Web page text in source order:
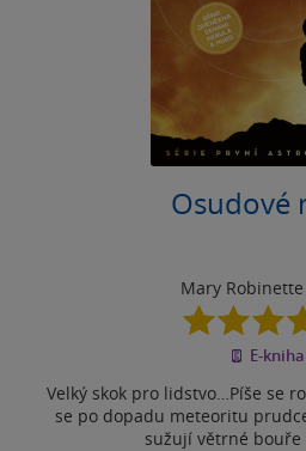
Osudové
Mary
4.5
z
5
E-kniha
Velký skok pro lidstvo…Píše se
se po dopadu meteoritu
sužují větrné bouře